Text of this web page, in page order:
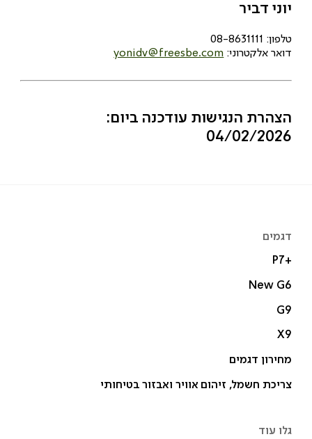
יוני דביר
טלפון: 08-8631111
דואר אלקטרוני: yonidv@freesbe.com
הצהרת הנגישות עודכנה ביום:
04/02/2026
דגמים
P7+‎
New G6
G9
X9
מחירון דגמים
צריכת חשמל, זיהום אוויר ואבזור בטיחותי
גלו עוד